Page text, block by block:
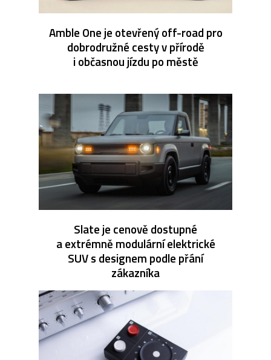
Amble One je otevřený off-road pro
dobrodružné cesty v přírodě
i občasnou jízdu po městě
Slate je cenově dostupné
a extrémně modulární elektrické
SUV s designem podle přání
zákazníka